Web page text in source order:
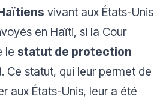
vivant aux États-Unis
en Haïti, si la Cour
le statut de protection
. Ce statut, qui leur permet de
aux États-Unis, leur a été